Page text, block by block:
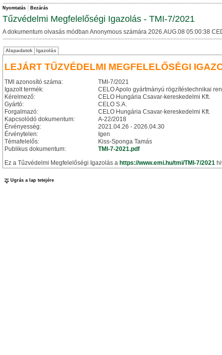
Nyomtatás Bezárás
Tűzvédelmi Megfelelőségi Igazolás - TMI-7/2021
A dokumentum olvasás módban Anonymous számára 2026.AUG.08 05:00:38
Alapadatok Igazolás
LEJÁRT TŰZVÉDELMI MEGFELELŐSÉGI
TMI azonosító száma:
TMI-7/2021
Igazolt termék:
CELO Apolo gyártmányú rögzítéstechnikai
Kérelmező:
CELO Hungária Csavar-kereskedelmi Kft.
Gyártó:
CELO S.A.
Forgalmazó:
CELO Hungária Csavar-kereskedelmi Kft.
Kapcsolódó dokumentum:
A-22/2018
Érvényesség:
2021.04.26 - 2026.04.30
Érvénytelen:
Igen
Témafelelős:
Kiss-Sponga Tamás
Publikus dokumentum:
TMI-7-2021.pdf
Ez a Tűzvédelmi Megfelelőségi Igazolás a https://www.emi.hu/tmi/TMI-7/2021
Ugrás a lap tetejére